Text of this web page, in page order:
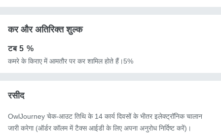
कर और अतिरिक्त शुल्क
टब5 %
कमरे के किराए में आमतौर पर कर शामिल होते हैं।5%
रसीद
OwlJourney चेक-आउट तिथि के 14 कार्य दिवसों के भीतर इलेक्ट्रॉनिक चालान
जारी करेगा (ऑर्डर कॉलम में टैक्स आईडी के लिए अपना अनुरोध निर्दिष्ट करें)।